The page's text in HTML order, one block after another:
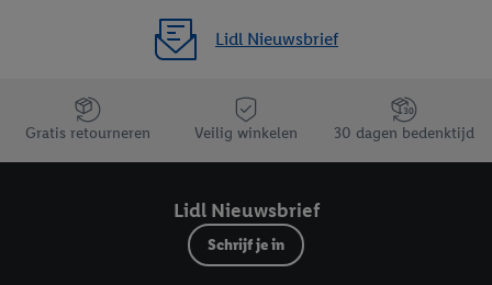
Lidl Nieuwsbrief
Jouw voordelen bij ons als Lidl webshop klant
Gratis retourneren Veilig winkelen 30 dagen bedenktijd
Lidl Nieuwsbrief
Schrijf je in